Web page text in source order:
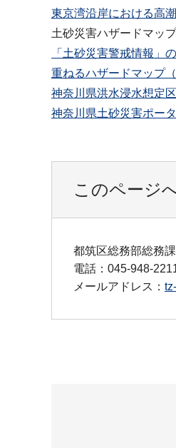
東京湾沿岸における高
土砂災害ハザードマッ
「土砂災害警戒情報」
重ねるハザードマップ
神奈川県洪水浸水想定
神奈川県土砂災害ポー
このページ
都筑区総務部総務課
電話：045-948-
メールアドレス：